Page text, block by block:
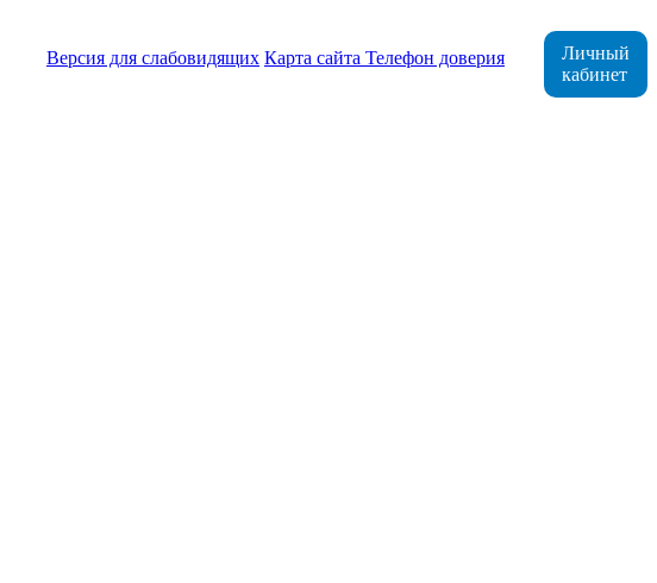
Личный
кабинет
Версия для слабовидящих Карта сайта Телефон доверия